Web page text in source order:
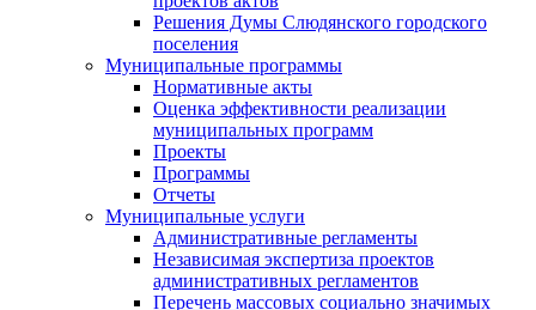
Решения Думы Слюдянского городского
поселения
Муниципальные программы
Нормативные акты
Оценка эффективности реализации
муниципальных программ
Проекты
Программы
Отчеты
Муниципальные услуги
Административные регламенты
Независимая экспертиза проектов
административных регламентов
Перечень массовых социально значимых